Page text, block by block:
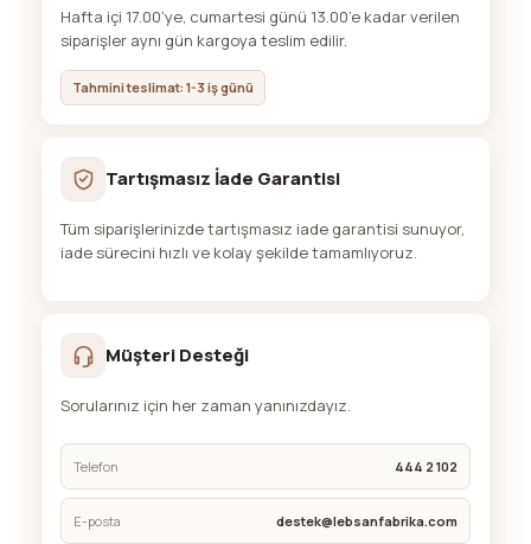
Hafta içi 17.00’ye, cumartesi günü 13.00’e kadar verilen
siparişler aynı gün kargoya teslim edilir.
Tahmini teslimat: 1-3 iş günü
Tartışmasız İade Garantisi
Tüm siparişlerinizde tartışmasız iade garantisi sunuyor,
iade sürecini hızlı ve kolay şekilde tamamlıyoruz.
Müşteri Desteği
Sorularınız için her zaman yanınızdayız.
Telefon 444 2 102
E-posta destek@lebsanfabrika.com